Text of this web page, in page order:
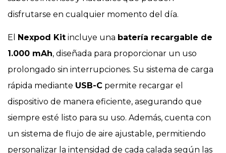
disfrutarse en cualquier momento del día.
El Nexpod Kit incluye una batería recargable de
1.000 mAh, diseñada para proporcionar un uso
prolongado sin interrupciones. Su sistema de carga
rápida mediante USB-C permite recargar el
dispositivo de manera eficiente, asegurando que
siempre esté listo para su uso. Además, cuenta con
un sistema de flujo de aire ajustable, permitiendo
personalizar la intensidad de cada calada según las